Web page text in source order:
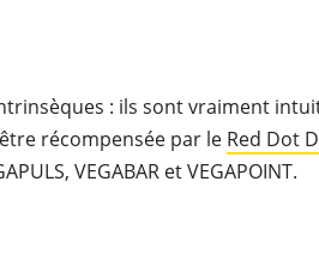
: ils sont vraiment
récompensée par le Red Dot
VEGABAR et VEGAPOINT.